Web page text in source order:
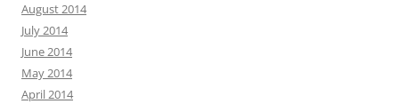
August 2014
July 2014
June 2014
May 2014
April 2014